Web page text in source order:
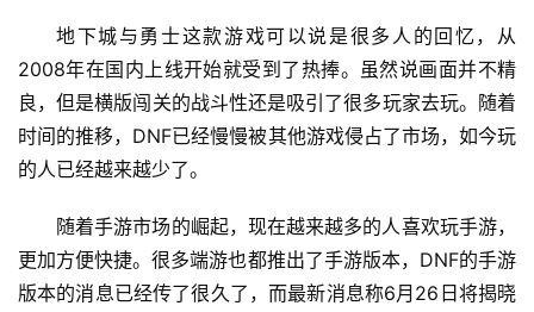
地下城与勇士这款游戏可以说是很多人的回忆，从
2008年在国内上线开始就受到了热捧。虽然说画面并不精
良，但是横版闯关的战斗性还是吸引了很多玩家去玩。随着
时间的推移，DNF已经慢慢被其他游戏侵占了市场，如今玩
的人已经越来越少了。
随着手游市场的崛起，现在越来越多的人喜欢玩手游，
更加方便快捷。很多端游也都推出了手游版本，DNF的手游
版本的消息已经传了很久了，而最新消息称6月26日将揭晓